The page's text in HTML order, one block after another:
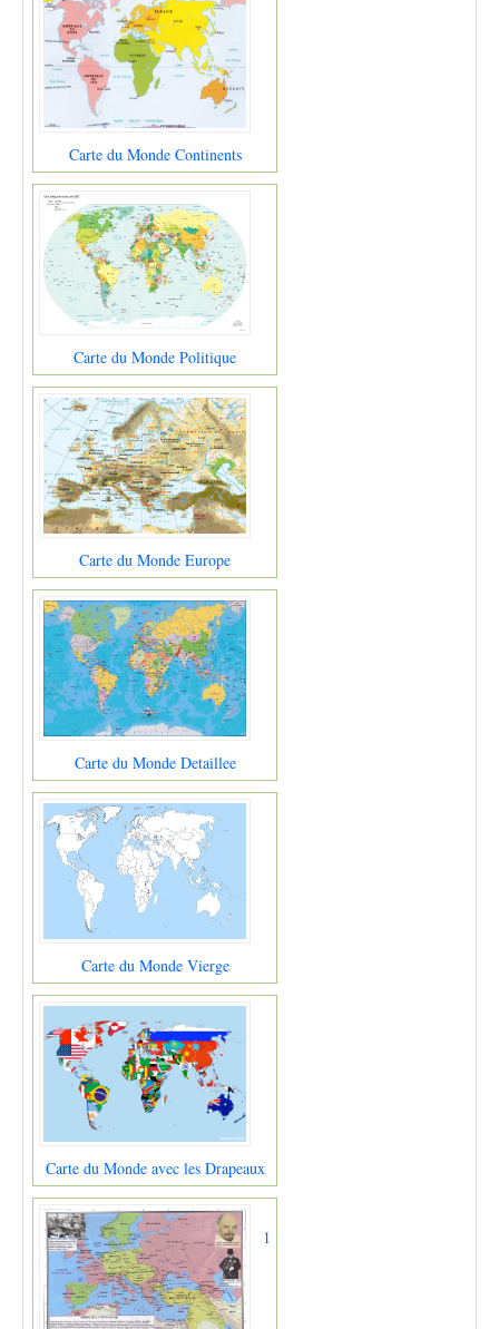
Carte du Monde Continents
Carte du Monde Politique
Carte du Monde Europe
Carte du Monde Detaillee
Carte du Monde Vierge
Carte du Monde avec les Drapeaux
1